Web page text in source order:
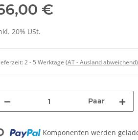
€
20% USt.
2 - 5 Werktage (AT - Ausland abweichend)
Paar
Komponenten werden